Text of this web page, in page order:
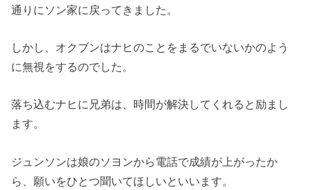
通りにソン家に戻ってきました。
しかし、 オクブンはナヒのことをまるでいないかのよう
に無視をするのでした。
落ち込むナヒに兄弟は、時間が解決してくれると励まし
ます。
ジュンソンは娘のソヨンから電話で成績が上がったか
ら、 願いをひとつ聞いてほしいといいます。